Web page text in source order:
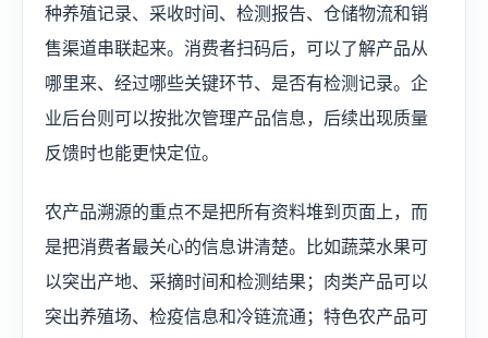
种养殖记录、采收时间、检测报告、仓储物流和销
售渠道串联起来。消费者扫码后，可以了解产品从
哪里来、经过哪些关键环节、是否有检测记录。企
业后台则可以按批次管理产品信息，后续出现质量
反馈时也能更快定位。
农产品溯源的重点不是把所有资料堆到页面上，而
是把消费者最关心的信息讲清楚。比如蔬菜水果可
以突出产地、采摘时间和检测结果；肉类产品可以
突出养殖场、检疫信息和冷链流通；特色农产品可